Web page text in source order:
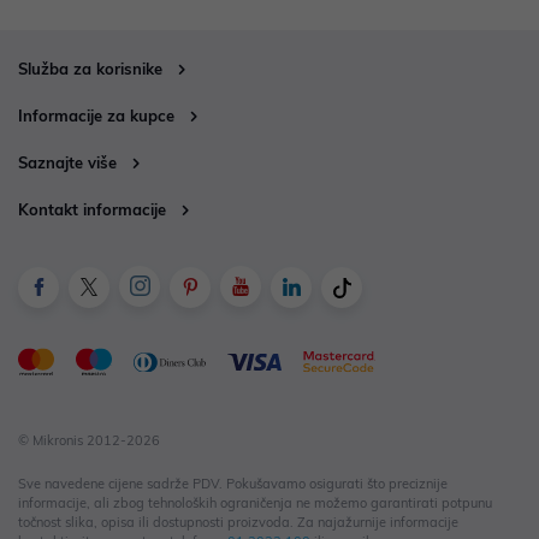
Služba za korisnike
Informacije za kupce
Saznajte više
Kontakt informacije
© Mikronis 2012-2026
Sve navedene cijene sadrže PDV. Pokušavamo osigurati što preciznije
informacije, ali zbog tehnoloških ograničenja ne možemo garantirati potpunu
točnost slika, opisa ili dostupnosti proizvoda. Za najažurnije informacije